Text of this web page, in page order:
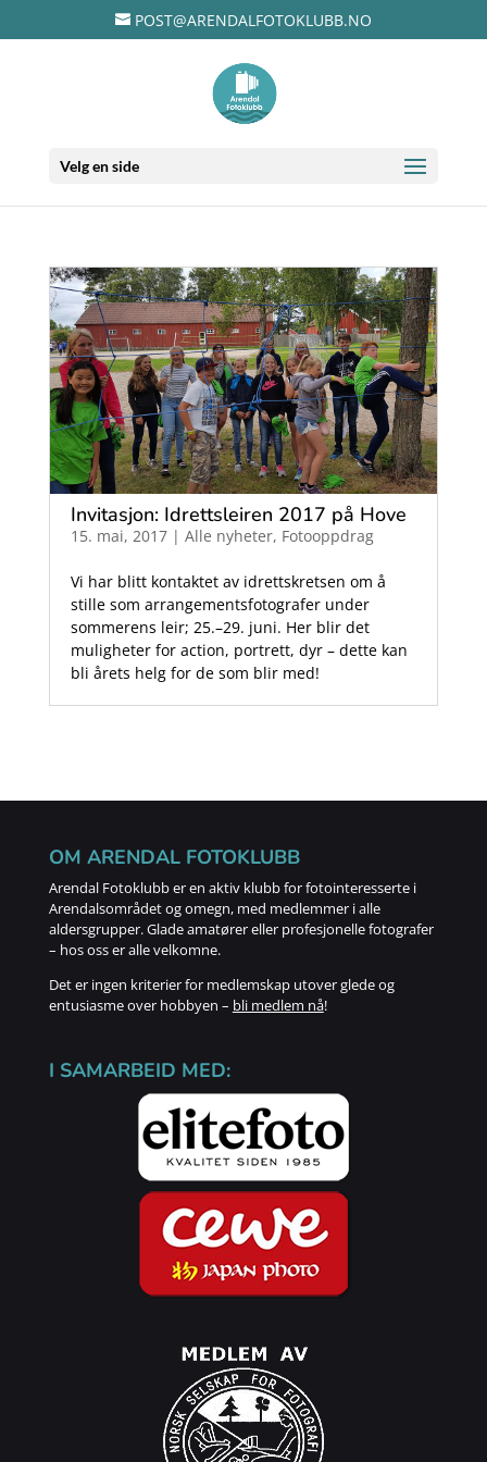
POST@ARENDALFOTOKLUBB.NO
Velg en side
Invitasjon: Idrettsleiren 2017 på Hove
15. mai, 2017| Alle nyheter, Fotooppdrag
Vi har blitt kontaktet av idrettskretsen om å
stille som arrangementsfotografer under
sommerens leir; 25.–29. juni. Her blir det
muligheter for action, portrett, dyr – dette kan
bli årets helg for de som blir med!
OM ARENDAL FOTOKLUBB
Arendal Fotoklubb er en aktiv klubb for fotointeresserte i
Arendalsområdet og omegn, med medlemmer i alle
aldersgrupper. Glade amatører eller profesjonelle fotografer
– hos oss er alle velkomne.
Det er ingen kriterier for medlemskap utover glede og
entusiasme over hobbyen – bli medlem nå!
I SAMARBEID MED: